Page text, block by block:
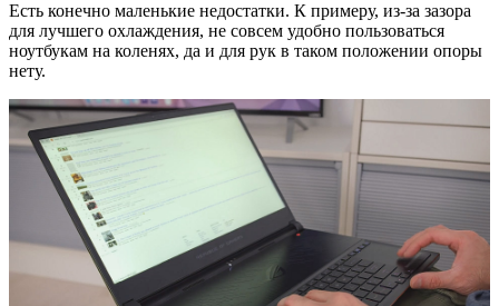
Есть конечно маленькие недостатки. К примеру, из-за зазора
для лучшего охлаждения, не совсем удобно пользоваться
ноутбукам на коленях, да и для рук в таком положении опоры
нету.